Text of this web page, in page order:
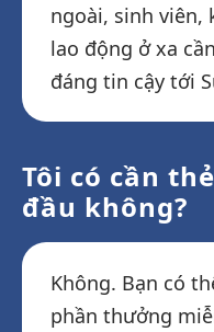
ngoài, sinh viên,
lao động ở xa
đáng tin cậy tới
Tôi có cần
đầu không?
Không. Bạn có
phần thưởng